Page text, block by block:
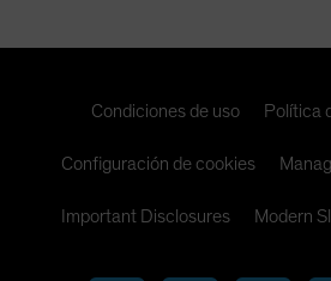
Condiciones de uso Política
Configuración de cookies
Important Disclosures Modern